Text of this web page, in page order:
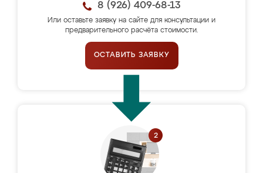
8 (926) 409-68-13
Или оставьте заявку на сайте для консультации и
предварительного расчёта стоимости.
ОСТАВИТЬ ЗАЯВКУ